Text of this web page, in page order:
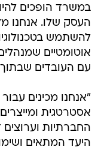
במשרד הופכים
העסק שלו. אנחנו
להשתמש
אוטומטיים
עם העובדים
"אנחנו מכינים
אסטרטגית
החברתיות וערוצים
היעד המתאים